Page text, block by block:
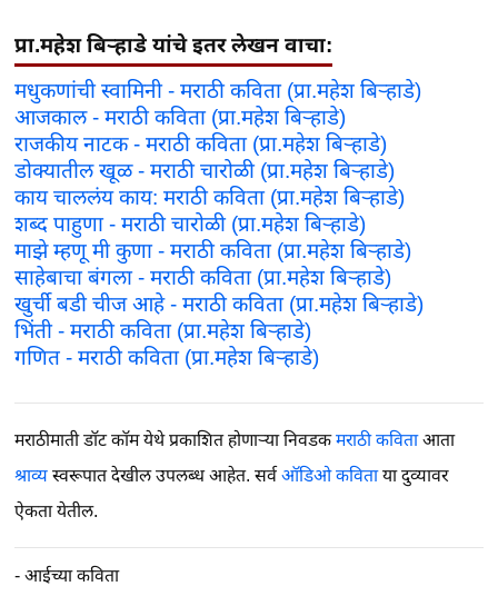
प्रा.महेश बिऱ्हाडे यांचे इतर लेखन वाचा:
मधुकणांची स्वामिनी - मराठी कविता (प्रा.महेश बिऱ्हाडे)
आजकाल - मराठी कविता (प्रा.महेश बिऱ्हाडे)
राजकीय नाटक - मराठी कविता (प्रा.महेश बिऱ्हाडे)
डोक्यातील खूळ - मराठी चारोळी (प्रा.महेश बिऱ्हाडे)
काय चाललंय काय: मराठी कविता (प्रा.महेश बिऱ्हाडे)
शब्द पाहुणा - मराठी चारोळी (प्रा.महेश बिऱ्हाडे)
माझे म्हणू मी कुणा - मराठी कविता (प्रा.महेश बिऱ्हाडे)
साहेबाचा बंगला - मराठी कविता (प्रा.महेश बिऱ्हाडे)
खुर्ची बडी चीज आहे - मराठी कविता (प्रा.महेश बिऱ्हाडे)
भिंती - मराठी कविता (प्रा.महेश बिऱ्हाडे)
गणित - मराठी कविता (प्रा.महेश बिऱ्हाडे)
मराठीमाती डॉट कॉम येथे प्रकाशित होणाऱ्या निवडकमराठी कविताआता
श्राव्य स्वरूपात देखील उपलब्ध आहेत. सर्वऑडिओ कविताया दुव्यावर
ऐकता येतील.
-आईच्या कविता